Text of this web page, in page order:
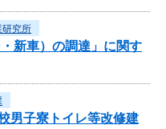
研究所
新車）の調達」に関す
男子寮トイレ等改修建